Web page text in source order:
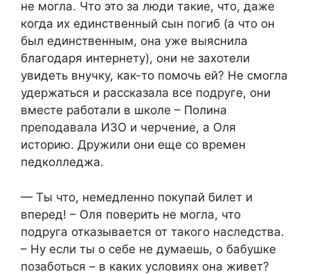
не могла. Что это за люди такие, что, даже
когда их единственный сын погиб (а что он
был единственным, она уже выяснила
благодаря интернету), они не захотели
увидеть внучку, как-то помочь ей? Не смогла
удержаться и рассказала все подруге, они
вместе работали в школе – Полина
преподавала ИЗО и черчение, а Оля
историю. Дружили они еще со времен
педколледжа.
— Ты что, немедленно покупай билет и
вперед! – Оля поверить не могла, что
подруга отказывается от такого наследства.
– Ну если ты о себе не думаешь, о бабушке
позаботься – в каких условиях она живет?